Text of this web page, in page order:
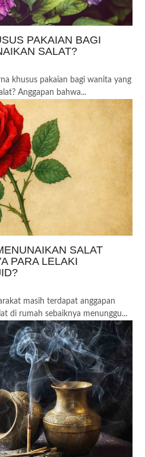
PAKAIAN BAGI
SALAT?
khusus pakaian bagi wanita yang
Anggapan bahwa...
SALAT
PARA LELAKI
masih terdapat anggapan
di rumah sebaiknya menunggu...